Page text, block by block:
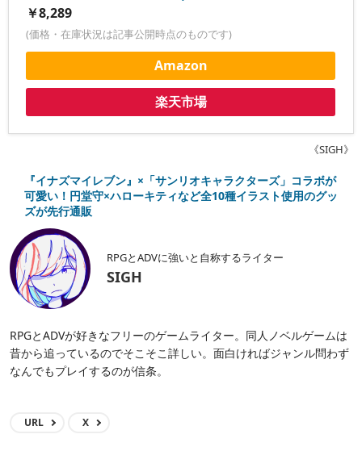
￥8,289
(価格・在庫状況は記事公開時点のものです)
Amazon
楽天市場
《SIGH》
『イナズマイレブン』×「サンリオキャラクターズ」コラボが
可愛い！円堂守×ハローキティなど全10種イラスト使用のグッ
ズが先行通販
RPGとADVに強いと自称するライター
SIGH
RPGとADVが好きなフリーのゲームライター。同人ノベルゲームは
昔から追っているのでそこそこ詳しい。面白ければジャンル問わず
なんでもプレイするのが信条。
URL X